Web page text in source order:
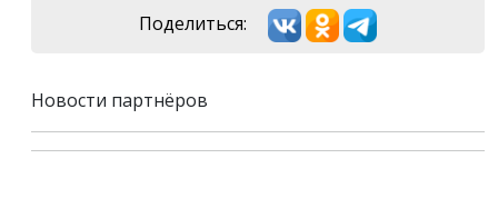
Поделиться:
Новости партнёров